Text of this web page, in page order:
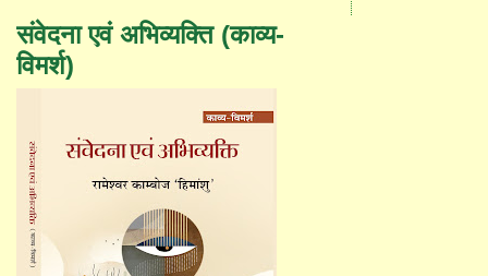
संवेदना एवं अभिव्यक्ति (काव्य-
विमर्श)